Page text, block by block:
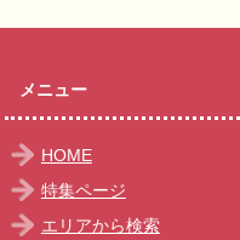
メニュー
HOME
特集ページ
エリアから検索